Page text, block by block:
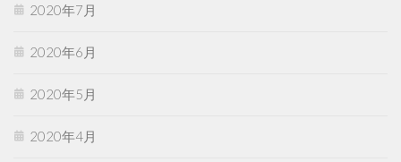
2020年7月
2020年6月
2020年5月
2020年4月